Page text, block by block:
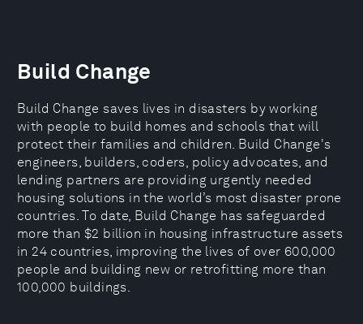
Build Change
Build Change saves lives in disasters by working
with people to build homes and schools that will
protect their families and children. Build Change's
engineers, builders, coders, policy advocates, and
lending partners are providing urgently needed
housing solutions in the world’s most disaster prone
countries. To date, Build Change has safeguarded
more than $2 billion in housing infrastructure assets
in 24 countries, improving the lives of over 600,000
people and building new or retrofitting more than
100,000 buildings.